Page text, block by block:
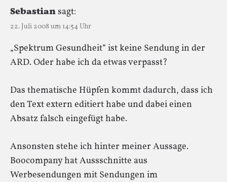
Sebastiansagt:
22. Juli 2008 um 14:54 Uhr
„Spektrum Gesundheit“ ist keine Sendung in der
ARD. Oder habe ich da etwas verpasst?
Das thematische Hüpfen kommt dadurch, dass ich
den Text extern editiert habe und dabei einen
Absatz falsch eingefügt habe.
Ansonsten stehe ich hinter meiner Aussage.
Boocompany hat Aussschnitte aus
Werbesendungen mit Sendungen im